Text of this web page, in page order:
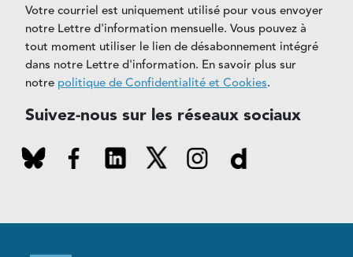
Votre courriel est uniquement utilisé pour vous envoyer
notre Lettre d'information mensuelle. Vous pouvez à
tout moment utiliser le lien de désabonnement intégré
dans notre Lettre d'information. En savoir plus sur
notre politique de Confidentialité et Cookies.
Suivez-nous sur les réseaux sociaux